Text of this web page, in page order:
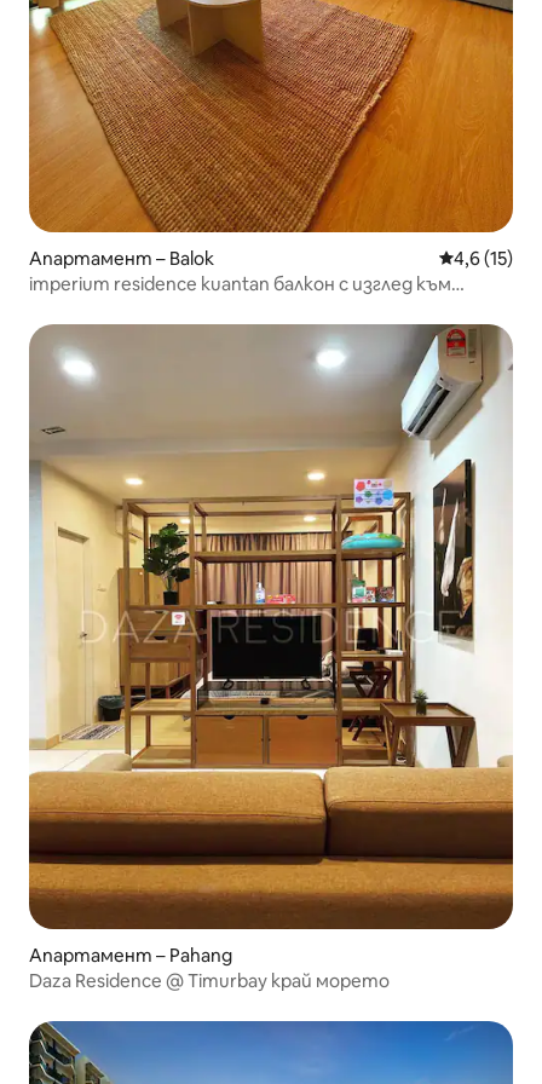
Апартамент – Balok Средна
4,6 (15)
imperium residence kuantan балкон с изглед към
Апартамент – Pahang
Daza Residence @ Timurbay край морето